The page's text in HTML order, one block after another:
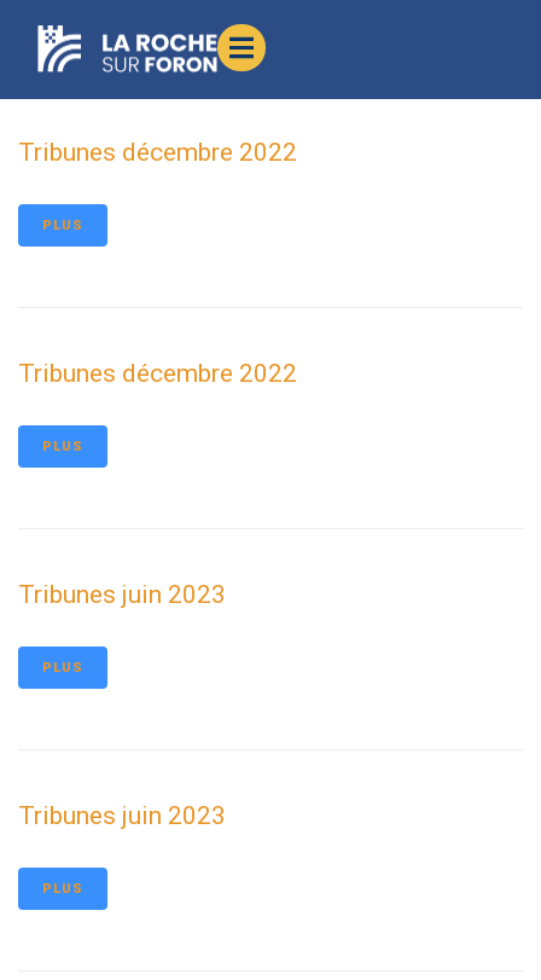
principal
Tribunes décembre 2022
PLUS
Tribunes décembre 2022
PLUS
Tribunes juin 2023
PLUS
Tribunes juin 2023
PLUS